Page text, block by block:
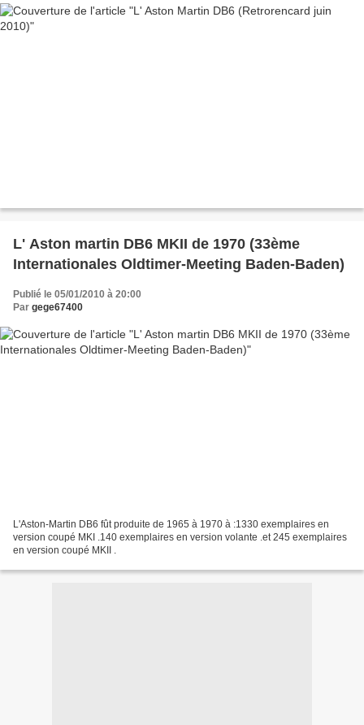
L' Aston martin DB6 MKII de 1970 (33ème
Internationales Oldtimer-Meeting Baden-Baden)
Publié le 05/01/2010 à 20:00
Par gege67400
L'Aston-Martin DB6 fût produite de 1965 à 1970 à :1330 exemplaires en
version coupé MKI .140 exemplaires en version volante .et 245 exemplaires
en version coupé MKII .